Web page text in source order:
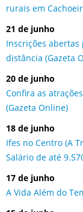
rurais em
21 de junho
Inscrições abertas
distância (Gazeta
20 de junho
Confira as
(Gazeta Online)
18 de junho
Ifes no Centro (A
Salário de até
17 de junho
A Vida Além do